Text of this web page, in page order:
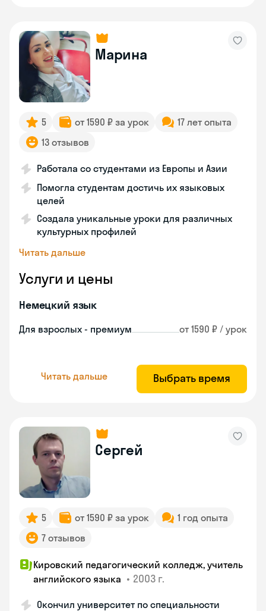
Марина
5 от 1590 ₽ за урок
17 лет опыта
13 отзывов
Работала со студентами из Европы и Азии
Помогла студентам достичь их языковых
целей
Создала уникальные уроки для различных
культурных профилей
Читать дальше
Услуги и цены
Немецкий язык
Для взрослых - премиум от 1590 ₽ / урок
Читать дальше Выбрать время
Сергей
5 от 1590 ₽ за урок
1 год опыта
7 отзывов
Кировский педагогический колледж, учитель
английского языка • 2003 г.
Окончил университет по специальности